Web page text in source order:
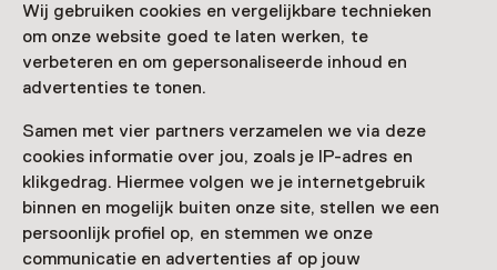
Wij gebruiken cookies en vergelijkbare technieken
om onze website goed te laten werken, te
verbeteren en om gepersonaliseerde inhoud en
advertenties te tonen.
Samen met vier partners verzamelen we via deze
cookies informatie over jou, zoals je IP-adres en
klikgedrag. Hiermee volgen we je internetgebruik
binnen en mogelijk buiten onze site, stellen we een
persoonlijk profiel op, en stemmen we onze
communicatie en advertenties af op jouw
Wer wissen möchte, was die Ameländer so
ameländisch macht, sollte sich im Cultuurhistorisch
Insel vertraut machen.
Verder lezen
Toegang